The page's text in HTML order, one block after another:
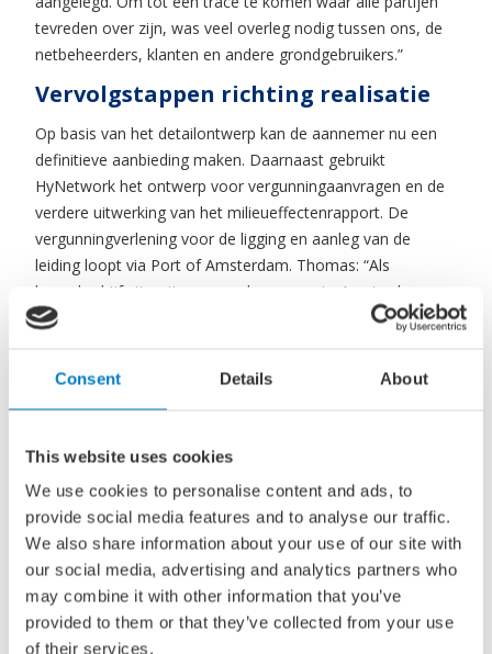
Consent Details About
This website uses cookies
We use cookies to personalise content and ads, to
provide social media features and to analyse our traffic.
We also share information about your use of our site with
our social media, advertising and analytics partners who
may combine it with other information that you’ve
provided to them or that they’ve collected from your use
of their services.
tevreden over zijn, was veel overleg nodig tussen ons, de
netbeheerders, klanten en andere grondgebruikers.”
Vervolgstappen richting realisatie
Op basis van het detailontwerp kan de aannemer nu een
definitieve aanbieding maken. Daarnaast gebruikt
HyNetwork het ontwerp voor vergunningaanvragen en de
verdere uitwerking van het milieueffectenrapport. De
vergunningverlening voor de ligging en aanleg van de
leiding loopt via Port of Amsterdam. Thomas: “Als
havenbedrijf zijn wij namens de gemeente Amsterdam
gemandateerd om vergunningen af te geven voor ‘Werk in
vergunning is noodzakelijk voor de aanleg van kabels en
goedkeuring op het ontwerp. Daar is Thomas samen met
een aantal collega’s verantwoordelijk voor. “Wij zorgen
ervoor dat de belangen van de haven zo goed mogelijk
worden meegenomen. Dat vraagt om goede
samenwerking met de initiatiefnemer, HyNetwork Services,
om te komen tot een haalbaar en toekomstbestendig
tracé. We zijn blij dat het nu gelukt is om tot een
detailontwerp te komen.” Een ander puzzelstuk dat nog